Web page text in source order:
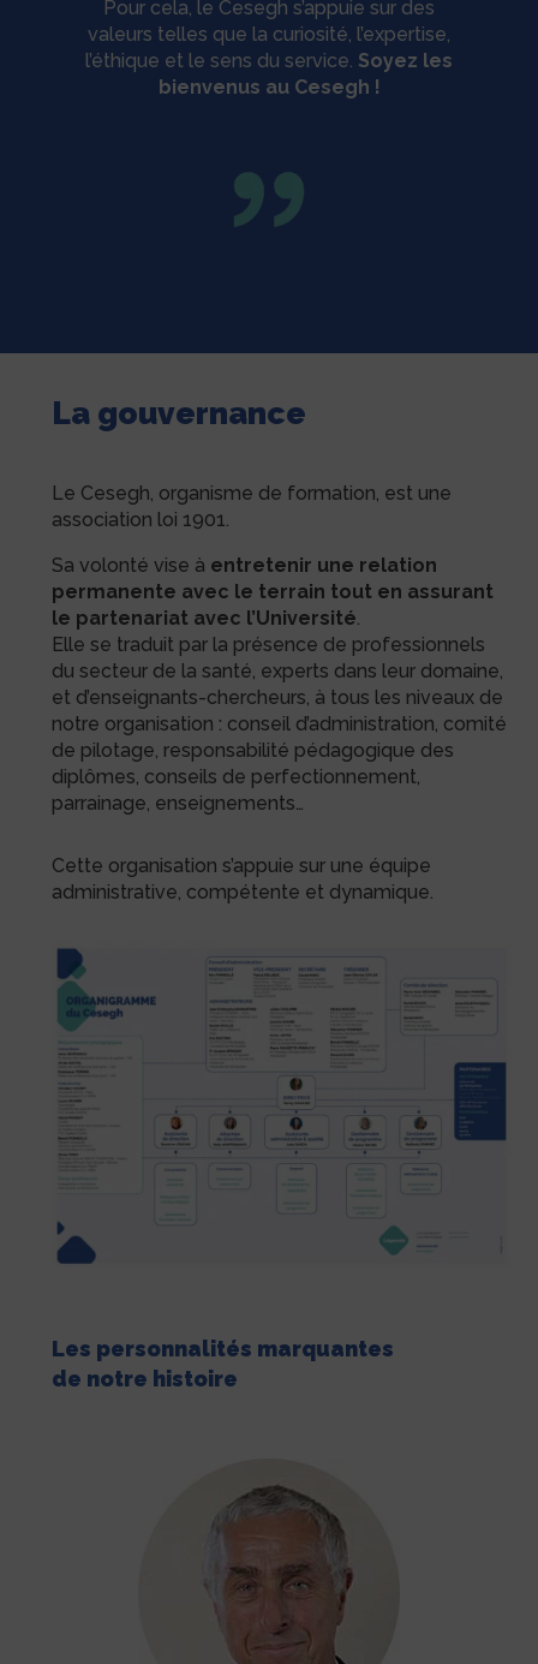
Pour cela, le Cesegh s’appuie sur des
valeurs telles que la curiosité, l’expertise,
l’éthique et le sens du service. Soyez les
bienvenus au Cesegh !
La gouvernance
Le Cesegh, organisme de formation, est une
association loi 1901.
Sa volonté vise à entretenir une relation
permanente avec le terrain tout en assurant
le partenariat avec l’Université.
Elle se traduit par la présence de professionnels
du secteur de la santé, experts dans leur domaine,
et d’enseignants-chercheurs, à tous les niveaux de
notre organisation : conseil d’administration, comité
de pilotage, responsabilité pédagogique des
diplômes, conseils de perfectionnement,
parrainage, enseignements…
Cette organisation s’appuie sur une équipe
administrative, compétente et dynamique.
Les personnalités marquantes
de notre histoire